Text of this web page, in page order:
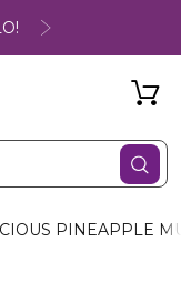
PINEAPPLE